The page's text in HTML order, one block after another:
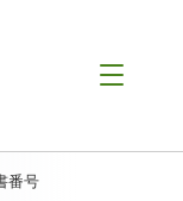
番号